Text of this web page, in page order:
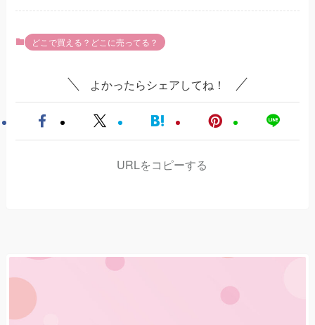
どこで買える？どこに売ってる？
よかったらシェアしてね！
URLをコピーする